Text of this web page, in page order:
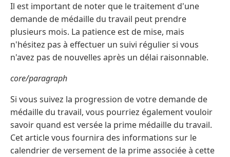
Il est important de noter que le traitement d'une
demande de médaille du travail peut prendre
plusieurs mois. La patience est de mise, mais
n'hésitez pas à effectuer un suivi régulier si vous
n'avez pas de nouvelles après un délai raisonnable.
core/paragraph
Si vous suivez la progression de votre demande de
médaille du travail, vous pourriez également vouloir
savoir quand est versée la prime médaille du travail.
Cet article vous fournira des informations sur le
calendrier de versement de la prime associée à cette